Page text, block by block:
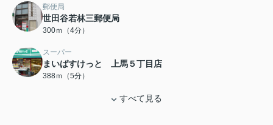
郵便局
世田谷若林三郵便局
300ｍ（4分）
スーパー
まいばすけっと 上馬５丁目店
388ｍ（5分）
すべて見る